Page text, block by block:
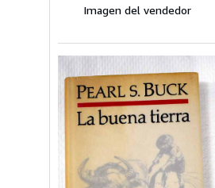
Imagen del vendedor